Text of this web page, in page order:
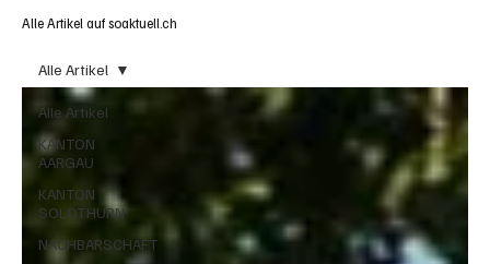
Alle Artikel auf soaktuell.ch
Alle Artikel
KANTON
AARGAU
KANTON
SOLOTHURN
NACHBARSCHAFT
Alle Artikel